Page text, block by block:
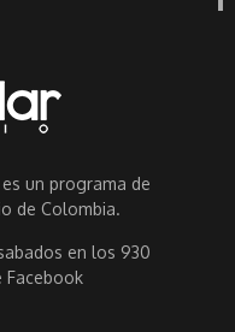
un programa de
de Colombia.
en los 930
Facebook